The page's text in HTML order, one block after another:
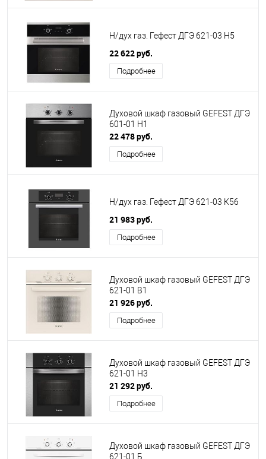
Н/дух газ. Гефест ДГЭ 621-03 Н5
22 622 руб.
Подробнее
Духовой шкаф газовый GEFEST ДГЭ
601-01 Н1
22 478 руб.
Подробнее
Н/дух газ. Гефест ДГЭ 621-03 К56
21 983 руб.
Подробнее
Духовой шкаф газовый GEFEST ДГЭ
621-01 В1
21 926 руб.
Подробнее
Духовой шкаф газовый GEFEST ДГЭ
621-01 Н3
21 292 руб.
Подробнее
Духовой шкаф газовый GEFEST ДГЭ
621-01 Б